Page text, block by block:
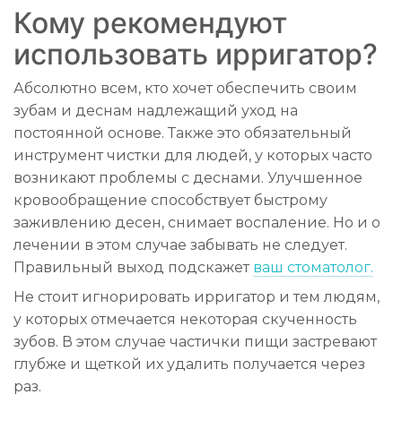
Кому рекомендуют
использовать ирригатор?
Абсолютно всем, кто хочет обеспечить своим
зубам и деснам надлежащий уход на
постоянной основе. Также это обязательный
инструмент чистки для людей, у которых часто
возникают проблемы с деснами. Улучшенное
кровообращение способствует быстрому
заживлению десен, снимает воспаление. Но и о
лечении в этом случае забывать не следует.
Правильный выход подскажет ваш стоматолог.
Не стоит игнорировать ирригатор и тем людям,
у которых отмечается некоторая скученность
зубов. В этом случае частички пищи застревают
глубже и щеткой их удалить получается через
раз.